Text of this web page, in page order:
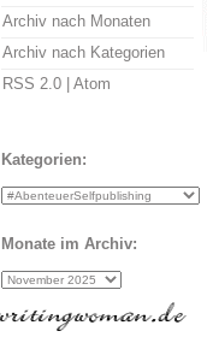
Archiv nach Monaten
Archiv nach Kategorien
RSS 2.0 | Atom
Kategorien:
Monate im Archiv: